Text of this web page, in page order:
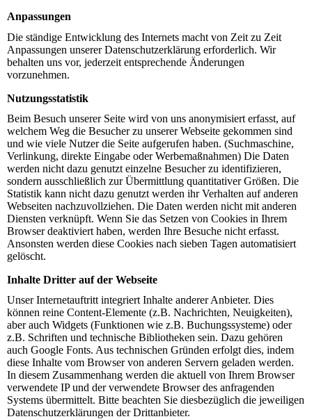
Anpassungen
Die ständige Entwicklung des Internets macht von Zeit zu Zeit
Anpassungen unserer Datenschutzerklärung erforderlich. Wir
behalten uns vor, jederzeit entsprechende Änderungen
vorzunehmen.
Nutzungsstatistik
Beim Besuch unserer Seite wird von uns anonymisiert erfasst, auf
welchem Weg die Besucher zu unserer Webseite gekommen sind
und wie viele Nutzer die Seite aufgerufen haben. (Suchmaschine,
Verlinkung, direkte Eingabe oder Werbemaßnahmen) Die Daten
werden nicht dazu genutzt einzelne Besucher zu identifizieren,
sondern ausschließlich zur Übermittlung quantitativer Größen. Die
Statistik kann nicht dazu genutzt werden ihr Verhalten auf anderen
Webseiten nachzuvollziehen. Die Daten werden nicht mit anderen
Diensten verknüpft. Wenn Sie das Setzen von Cookies in Ihrem
Browser deaktiviert haben, werden Ihre Besuche nicht erfasst.
Ansonsten werden diese Cookies nach sieben Tagen automatisiert
gelöscht.
Inhalte Dritter auf der Webseite
Unser Internetauftritt integriert Inhalte anderer Anbieter. Dies
können reine Content-Elemente (z.B. Nachrichten, Neuigkeiten),
aber auch Widgets (Funktionen wie z.B. Buchungssysteme) oder
z.B. Schriften und technische Bibliotheken sein. Dazu gehören
auch Google Fonts. Aus technischen Gründen erfolgt dies, indem
diese Inhalte vom Browser von anderen Servern geladen werden.
In diesem Zusammenhang werden die aktuell von Ihrem Browser
verwendete IP und der verwendete Browser des anfragenden
Systems übermittelt. Bitte beachten Sie diesbezüglich die jeweiligen
Datenschutzerklärungen der Drittanbieter.